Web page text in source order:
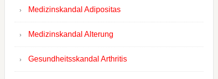
Medizinskandal Adipositas
Medizinskandal Alterung
Gesundheitsskandal Arthritis